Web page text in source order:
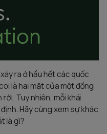
ra ở hầu hết các quốc
là hai mặt của một đồng
Tuy nhiên, mỗi khái
Hãy cùng xem sự khác
là gì?